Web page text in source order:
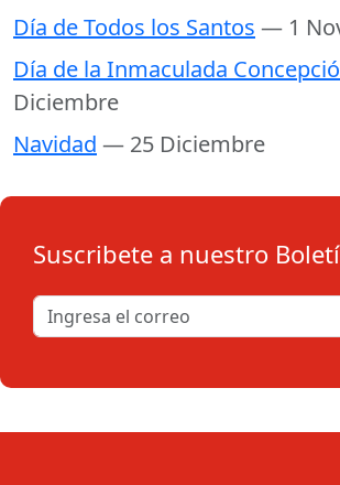
Día de Todos los Santos — 1
Día de la Inmaculada
Diciembre
Navidad — 25 Diciembre
Suscribete a nuestro